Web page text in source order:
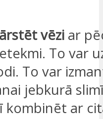
ārstēt vēzi ar
To var
To var
jebkurā
kombinēt ar